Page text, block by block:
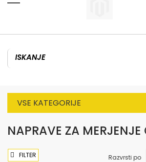
VSE KATEGORIJE
NAPRAVE ZA MERJENJE
Razvrsti po
FILTER